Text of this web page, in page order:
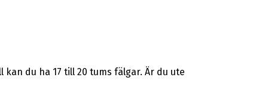
du ha 17 till 20 tums fälgar. Är du ute